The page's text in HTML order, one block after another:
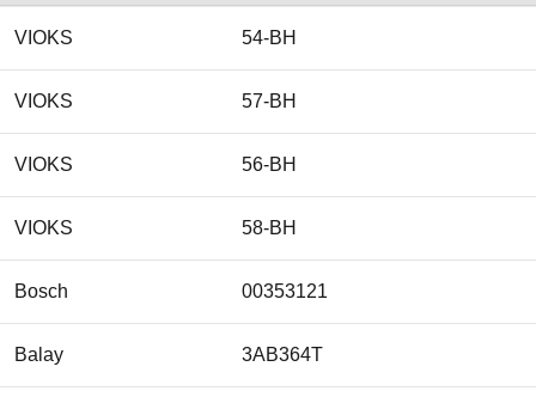
VIOKS 54-BH
VIOKS 57-BH
VIOKS 56-BH
VIOKS 58-BH
Bosch 00353121
Balay 3AB364T